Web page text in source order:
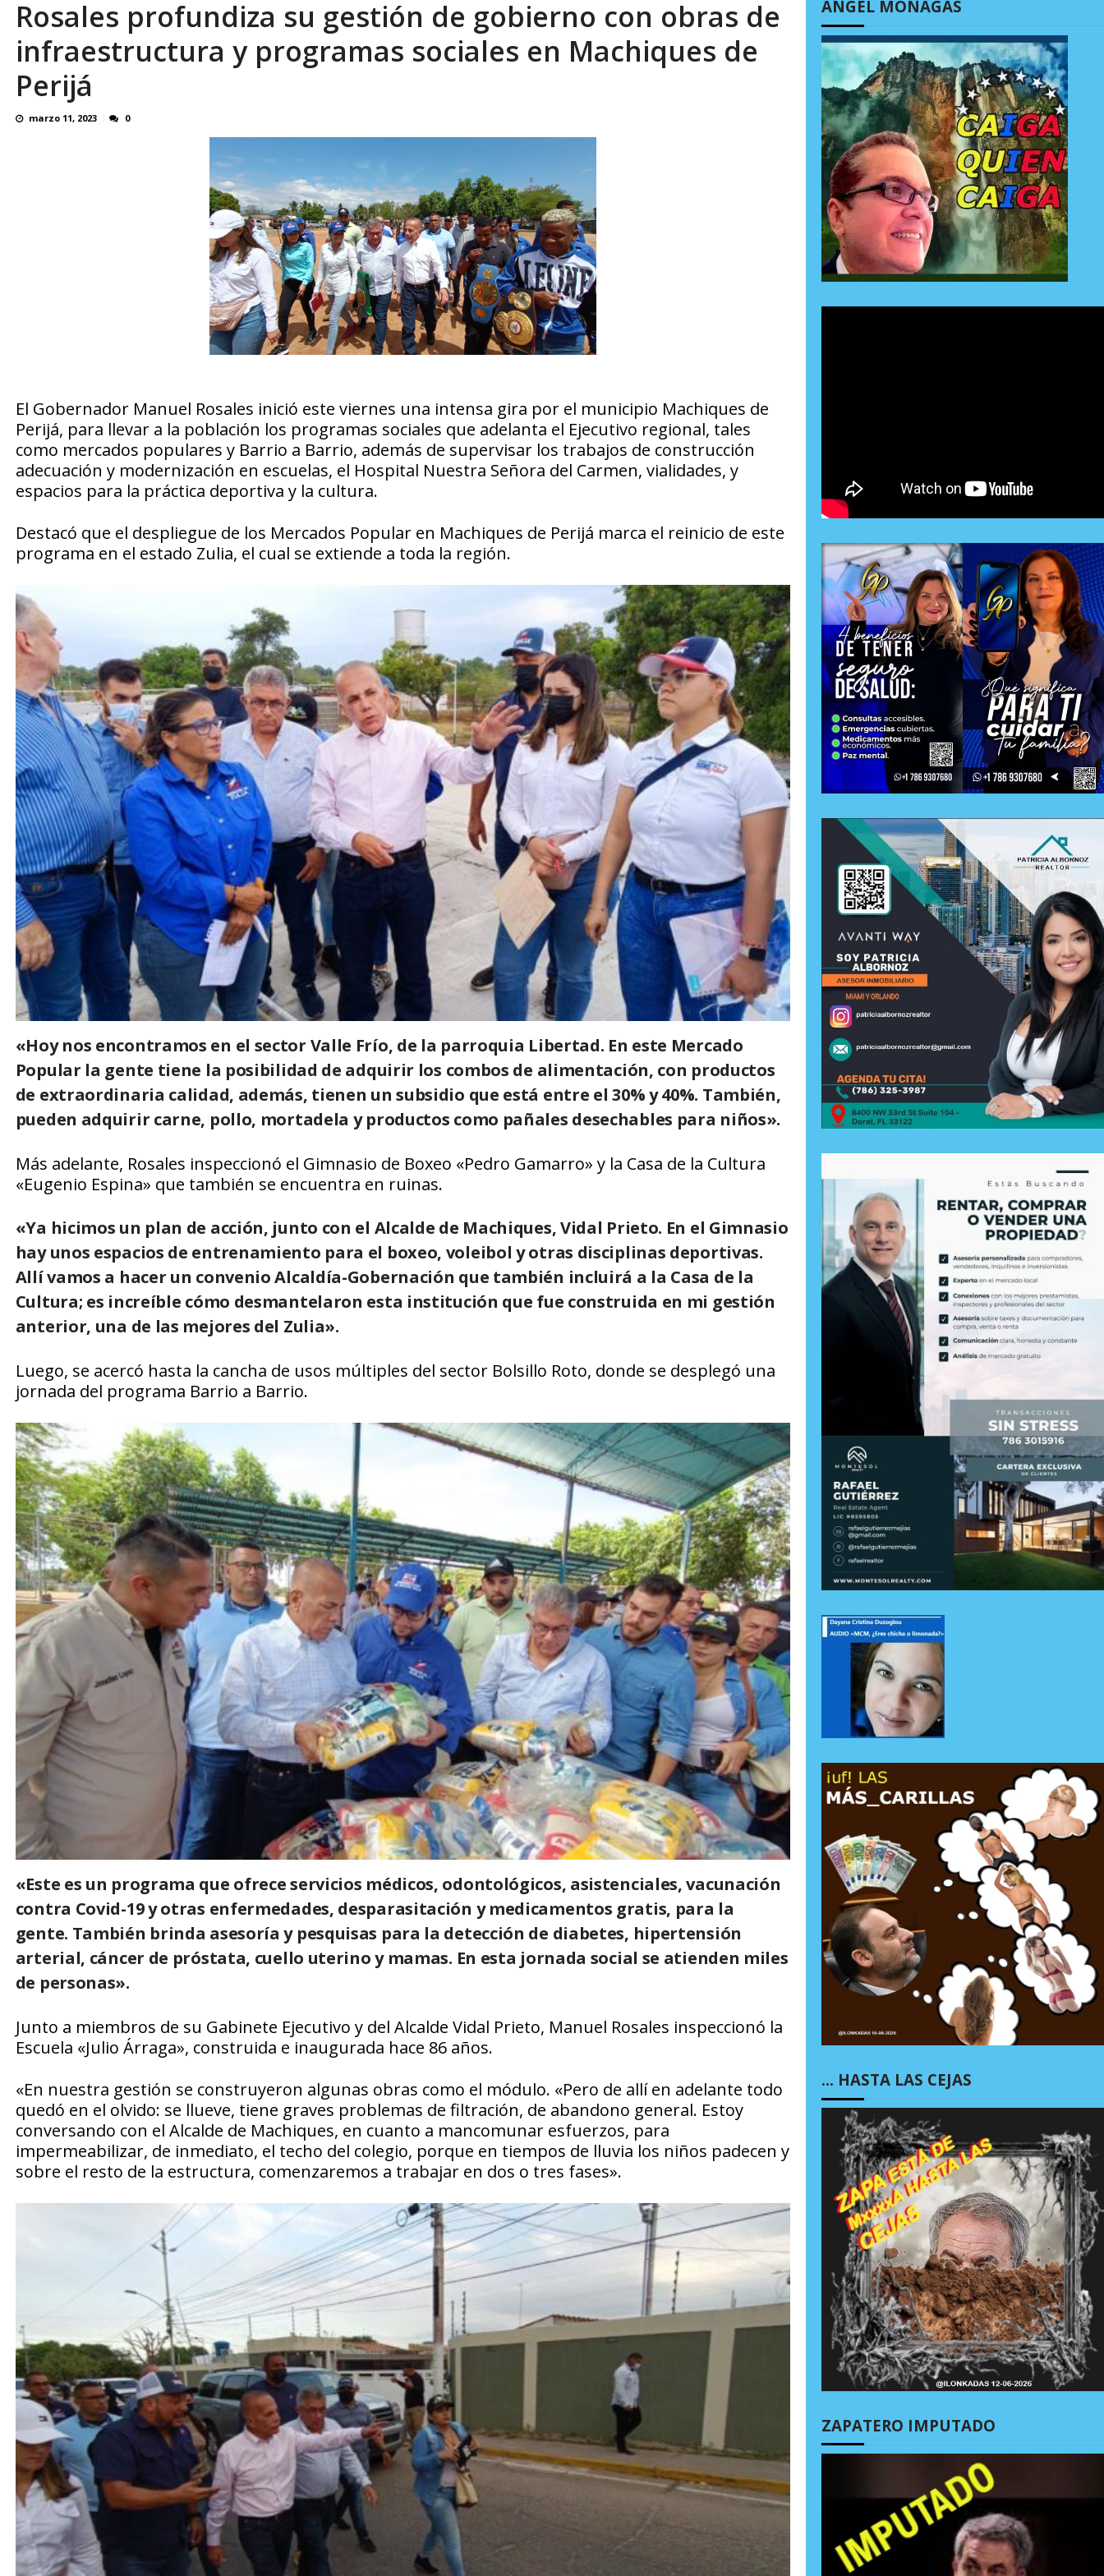
¿QUE PROTEGES TU? Por: Miguel Ángel León R AGOSTO 8, 2026
Rosales profundiza su gestión de gobierno con obras de
infraestructura y programas sociales en Machiques de
Perijá
marzo 11, 2023 0
El Gobernador Manuel Rosales inició este viernes una intensa gira por el municipio Machiques de
Perijá, para llevar a la población los programas sociales que adelanta el Ejecutivo regional, tales
como mercados populares y Barrio a Barrio, además de supervisar los trabajos de construcción
adecuación y modernización en escuelas, el Hospital Nuestra Señora del Carmen, vialidades, y
espacios para la práctica deportiva y la cultura.
Destacó que el despliegue de los Mercados Popular en Machiques de Perijá marca el reinicio de este
programa en el estado Zulia, el cual se extiende a toda la región.
«Hoy nos encontramos en el sector Valle Frío, de la parroquia Libertad. En este Mercado
Popular la gente tiene la posibilidad de adquirir los combos de alimentación, con productos
de extraordinaria calidad, además, tienen un subsidio que está entre el 30% y 40%. También,
pueden adquirir carne, pollo, mortadela y productos como pañales desechables para niños».
Más adelante, Rosales inspeccionó el Gimnasio de Boxeo «Pedro Gamarro» y la Casa de la Cultura
«Eugenio Espina» que también se encuentra en ruinas.
«Ya hicimos un plan de acción, junto con el Alcalde de Machiques, Vidal Prieto. En el Gimnasio
hay unos espacios de entrenamiento para el boxeo, voleibol y otras disciplinas deportivas.
Allí vamos a hacer un convenio Alcaldía-Gobernación que también incluirá a la Casa de la
Cultura; es increíble cómo desmantelaron esta institución que fue construida en mi gestión
anterior, una de las mejores del Zulia».
Luego, se acercó hasta la cancha de usos múltiples del sector Bolsillo Roto, donde se desplegó una
jornada del programa Barrio a Barrio.
«Este es un programa que ofrece servicios médicos, odontológicos, asistenciales, vacunación
contra Covid-19 y otras enfermedades, desparasitación y medicamentos gratis, para la
gente. También brinda asesoría y pesquisas para la detección de diabetes, hipertensión
arterial, cáncer de próstata, cuello uterino y mamas. En esta jornada social se atienden miles
de personas».
Junto a miembros de su Gabinete Ejecutivo y del Alcalde Vidal Prieto, Manuel Rosales inspeccionó la
Escuela «Julio Árraga», construida e inaugurada hace 86 años.
«En nuestra gestión se construyeron algunas obras como el módulo. «Pero de allí en adelante todo
quedó en el olvido: se llueve, tiene graves problemas de filtración, de abandono general. Estoy
conversando con el Alcalde de Machiques, en cuanto a mancomunar esfuerzos, para
impermeabilizar, de inmediato, el techo del colegio, porque en tiempos de lluvia los niños padecen y
sobre el resto de la estructura, comenzaremos a trabajar en dos o tres fases».
ÁNGEL MONAGAS
… HASTA LAS CEJAS
ZAPATERO IMPUTADO